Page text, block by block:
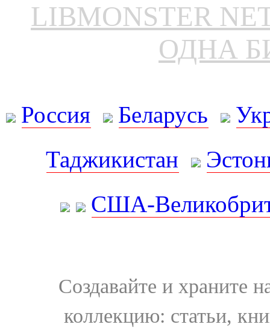
LIBMONSTER
ОДНА
Россия Беларусь
Таджикистан
США-
Создавайте и храните
коллекцию: статьи,